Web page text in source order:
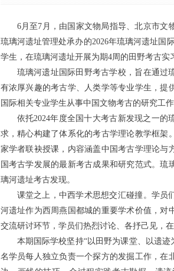
6月至7月，由国家文物局指导、北京市文
琉璃河遗址管理处承办的2026年琉璃河遗址国
学生，在琉璃河遗址开展为期4周的田野考古实
琉璃河遗址国际田野考古学校，旨在通过
有浓厚兴趣的考古学、人类学等专业学生，
国际相关专业学生从事中国文物考古的研究工
依托2024年度全国十大考古新发现之一
求，精心构建了体系化的考古学理论教学框
家学者联袂授课，内容涵盖中国考古学理论
国考古学发展的最新考古成果和研究范式。
璃河遗址考古发现。
课堂之上，中西学术思想交汇碰撞。学员
河遗址作为西周燕国都城的重要学术价值，
交流研讨环节，学员们热烈讨论、各抒己见，
本期国际学校坚持“以田野为课堂、以遗
名学员每人独立负责一个探方的发掘工作，